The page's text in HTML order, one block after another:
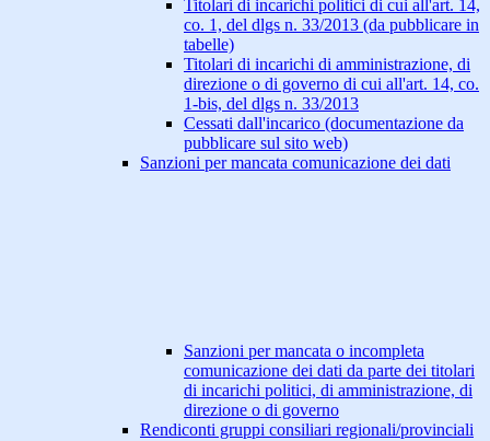
Titolari di incarichi politici di cui all'art. 14,
co. 1, del dlgs n. 33/2013 (da pubblicare in
tabelle)
Titolari di incarichi di amministrazione, di
direzione o di governo di cui all'art. 14, co.
1-bis, del dlgs n. 33/2013
Cessati dall'incarico (documentazione da
pubblicare sul sito web)
Sanzioni per mancata comunicazione dei dati
Sanzioni per mancata o incompleta
comunicazione dei dati da parte dei titolari
di incarichi politici, di amministrazione, di
direzione o di governo
Rendiconti gruppi consiliari regionali/provinciali